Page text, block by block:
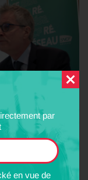
par
en vue de